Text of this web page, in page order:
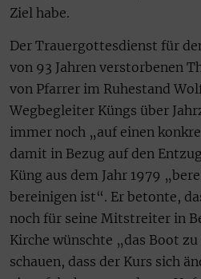
Ziel habe.
Der Trauergottesdienst für
von 93 Jahren verstorbenen
von Pfarrer im Ruhestand
Wegbegleiter Küngs über
immer noch „auf einen
damit in Bezug auf den
Küng aus dem Jahr 1979
bereinigen ist“. Er betonte,
noch für seine Mitstreiter in
Kirche wünschte „das Boot
schauen, dass der Kurs sich